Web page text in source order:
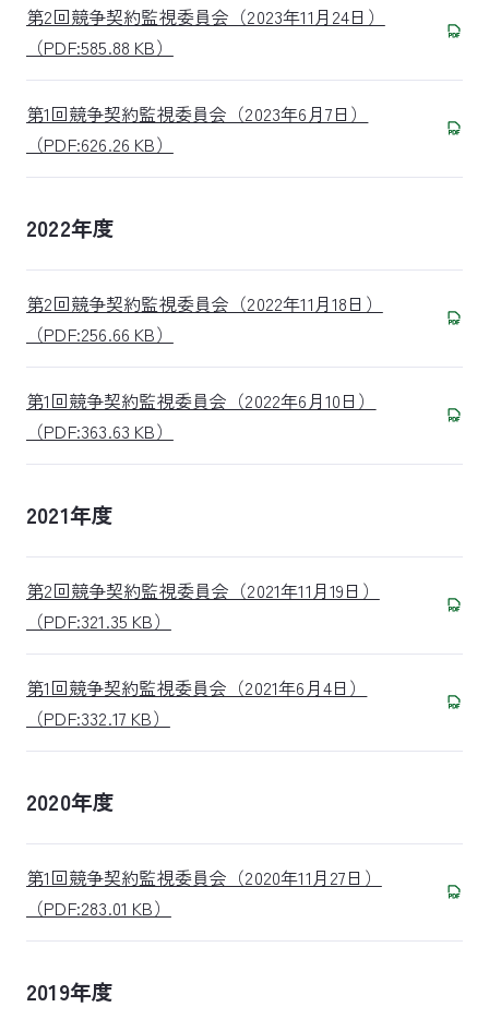
第2回競争契約監視委員会（2023年11月24日）
（PDF:585.88 KB）
第1回競争契約監視委員会（2023年6月7日）
（PDF:626.26 KB）
2022年度
第2回競争契約監視委員会（2022年11月18日）
（PDF:256.66 KB）
第1回競争契約監視委員会（2022年6月10日）
（PDF:363.63 KB）
2021年度
第2回競争契約監視委員会（2021年11月19日）
（PDF:321.35 KB）
第1回競争契約監視委員会（2021年6月4日）
（PDF:332.17 KB）
2020年度
第1回競争契約監視委員会（2020年11月27日）
（PDF:283.01 KB）
2019年度